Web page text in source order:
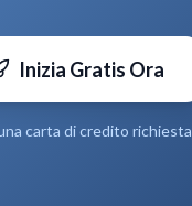
Inizia Gratis Ora
carta di credito richiesta